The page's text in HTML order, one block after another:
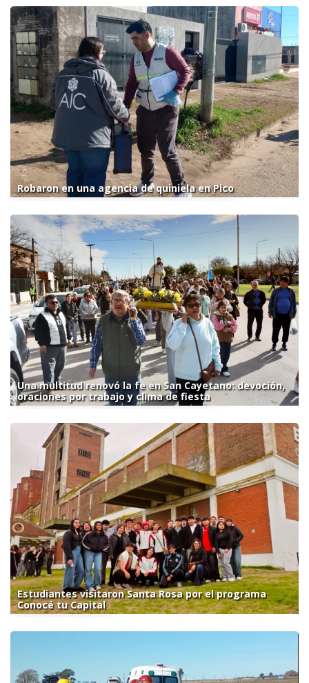
Robaron en una agencia de quiniela en Pico
Una multitud renovó la fe en San Cayetano: devoción,
oraciones por trabajo y clima de fiesta
Estudiantes visitaron Santa Rosa por el programa
Conocé tu Capital